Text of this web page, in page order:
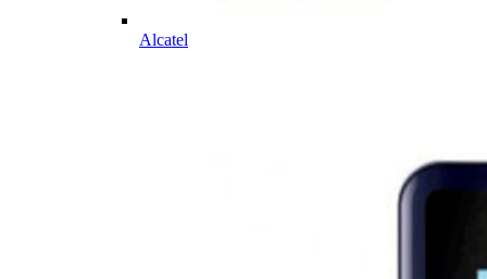
Alcatel